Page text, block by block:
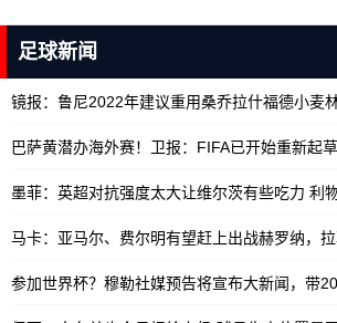
足球新闻
马卡：亚马尔、费尔明有望赶上出战赫罗纳，
参加世界杯？穆勒社媒预告将宣布大新闻，带